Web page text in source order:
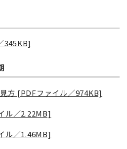
345KB]
方 [PDFファイル／974KB]
ル／2.22MB]
ル／1.46MB]